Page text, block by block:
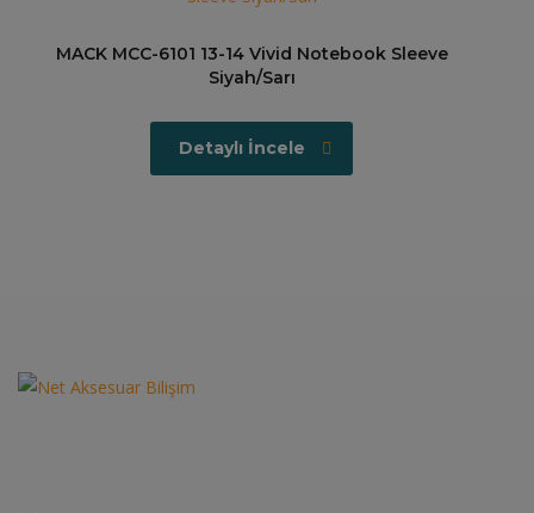
MACK MCC-6101 13-14 Vivid Notebook Sleeve
Siyah/Sarı
Detaylı İncele